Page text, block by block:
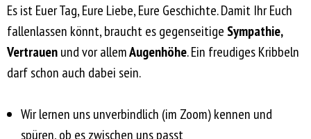
Es ist Euer Tag, Eure Liebe, Eure Geschichte. Damit Ihr Euch
fallenlassen könnt, braucht es gegenseitige Sympathie,
Vertrauenund vor allemAugenhöhe. Ein freudiges Kribbeln
darf schon auch dabei sein.
Wir lernen uns unverbindlich (im Zoom) kennen und
spüren, ob es zwischen uns passt